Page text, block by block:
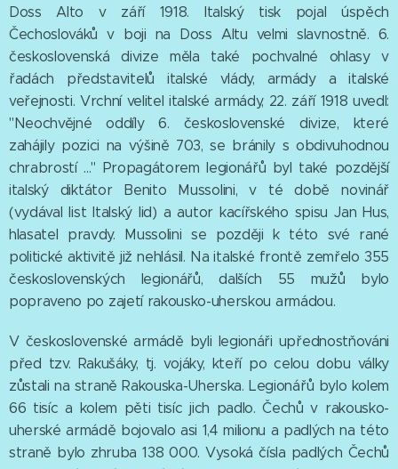
Doss Alto v září 1918. Italský tisk pojal úspěch
Čechoslováků v boji na Doss Altu velmi slavnostně. 6.
československá divize měla také pochvalné ohlasy v
řadách představitelů italské vlády, armády a italské
veřejnosti. Vrchní velitel italské armády, 22. září 1918 uvedl:
"Neochvějné oddíly 6. československé divize, které
zahájily pozici na výšině 703, se bránily s obdivuhodnou
chrabrostí ..." Propagátorem legionářů byl také pozdější
italský diktátor Benito Mussolini, v té době novinář
(vydával list Italský lid) a autor kacířského spisu Jan Hus,
hlasatel pravdy. Mussolini se později k této své rané
politické aktivitě již nehlásil. Na italské frontě zemřelo 355
československých legionářů, dalších 55 mužů bylo
popraveno po zajetí rakousko-uherskou armádou.
V československé armádě byli legionáři upřednostňováni
před tzv. Rakušáky, tj. vojáky, kteří po celou dobu války
zůstali na straně Rakouska-Uherska. Legionářů bylo kolem
66 tisíc a kolem pěti tisíc jich padlo. Čechů v rakousko-
uherské armádě bojovalo asi 1,4 milionu a padlých na této
straně bylo zhruba 138 000. Vysoká čísla padlých Čechů